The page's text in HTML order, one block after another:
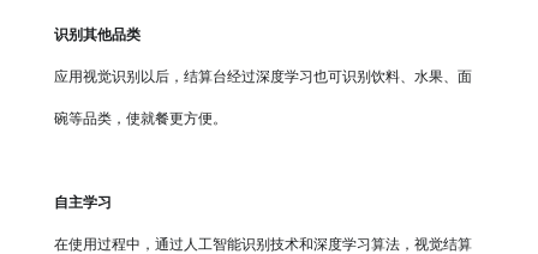
识别其他品类
应用视觉识别以后，结算台经过深度学习也可识别饮料、水果、面
碗等品类，使就餐更方便。
自主学习
在使用过程中，通过人工智能识别技术和深度学习算法，视觉结算